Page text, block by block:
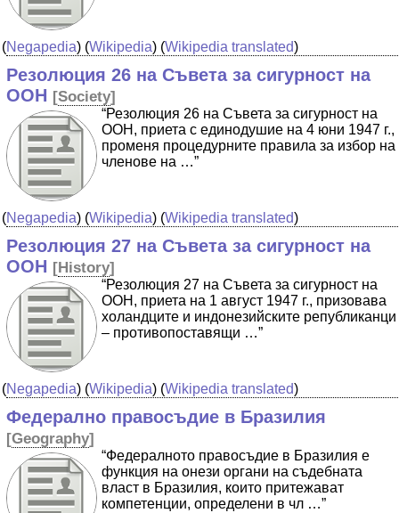
(Negapedia) (Wikipedia) (Wikipedia translated)
Резолюция 26 на Съвета за сигурност на
ООН [Society]
“Резолюция 26 на Съвета за сигурност на
ООН, приета с единодушие на 4 юни 1947 г.,
променя процедурните правила за избор на
членове на …”
(Negapedia) (Wikipedia) (Wikipedia translated)
Резолюция 27 на Съвета за сигурност на
ООН [History]
“Резолюция 27 на Съвета за сигурност на
ООН, приета на 1 август 1947 г., призовава
холандците и индонезийските републиканци
– противопоставящи …”
(Negapedia) (Wikipedia) (Wikipedia translated)
Федерално правосъдие в Бразилия
[Geography]
“Федералното правосъдие в Бразилия е
функция на онези органи на съдебната
власт в Бразилия, които притежават
компетенции, определени в чл …”